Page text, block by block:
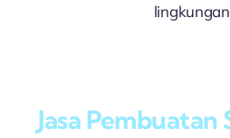
Jasa Pembuatan